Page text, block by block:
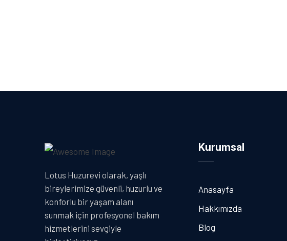
Lotus Huzurevi olarak, yaşlı
bireylerimize güvenli, huzurlu ve
konforlu bir yaşam alanı
sunmak için profesyonel bakım
hizmetlerini sevgiyle
Kurumsal
Anasayfa
Hakkımızda
Blog